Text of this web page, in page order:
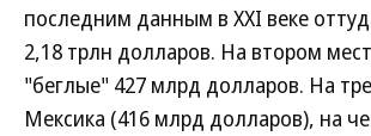
последним данным в XXI веке
2,18 трлн долларов. На втором
"беглые" 427 млрд долларов. На
Мексика (416 млрд долларов), на